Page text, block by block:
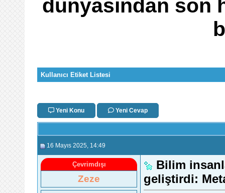
dünyasından son
Kullanıcı Etiket Listesi
Yeni Konu Yeni Cevap
16 Mayıs 2025 , 14:49
Çevrimdışı
Zeze
Bilim
geliştirdi: